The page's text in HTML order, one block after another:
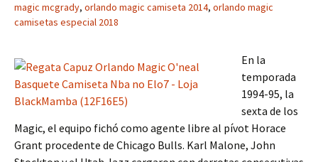
magic mcgrady, orlando magic camiseta 2014, orlando magic
camisetas especial 2018
En la
temporada
1994-95, la
sexta de los
Magic, el equipo fichó como agente libre al pívot Horace
Grant procedente de Chicago Bulls. Karl Malone, John